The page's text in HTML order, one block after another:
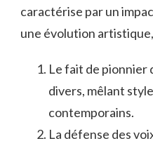
caractérise par un
une évolution
Le fait de pionnier
divers, mêlant
contemporains.
La défense des